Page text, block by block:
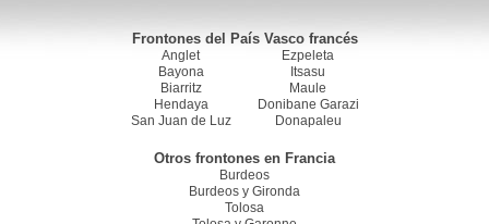
Frontones del País Vasco francés
Anglet
Bayona
Biarritz
Hendaya
San Juan de Luz
Ezpeleta
Itsasu
Maule
Donibane Garazi
Donapaleu
Otros frontones en Francia
Burdeos
Burdeos y Gironda
Tolosa